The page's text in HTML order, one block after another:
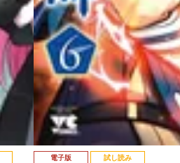
電子版 試し読み